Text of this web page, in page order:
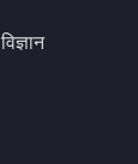
विज्ञान